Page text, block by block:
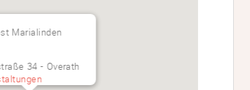
Marialinden
34 - Overath